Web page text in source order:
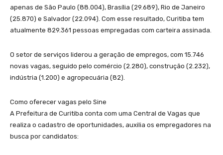
apenas de São Paulo (88.004), Brasília (29.689), Rio de Janeiro
(25.870) e Salvador (22.094). Com esse resultado, Curitiba tem
atualmente 829.361 pessoas empregadas com carteira assinada.
O setor de serviços liderou a geração de empregos, com 15.746
novas vagas, seguido pelo comércio (2.280), construção (2.232),
indústria (1.200) e agropecuária (82).
Como oferecer vagas pelo Sine
A Prefeitura de Curitiba conta com uma Central de Vagas que
realiza o cadastro de oportunidades, auxilia os empregadores na
busca por candidatos: